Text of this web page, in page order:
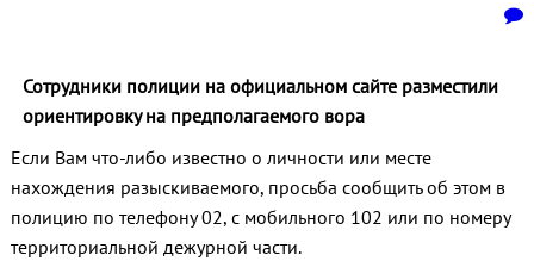
Сотрудники полиции на официальном сайте разместили
ориентировку на предполагаемого вора
Если Вам что-либо известно о личности или месте
нахождения разыскиваемого, просьба сообщить об этом в
полицию по телефону 02, с мобильного 102 или по номеру
территориальной дежурной части.